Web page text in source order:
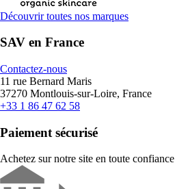
Découvrir toutes nos marques
SAV en France
Contactez-nous
11 rue Bernard Maris
37270 Montlouis-sur-Loire, France
+33 1 86 47 62 58
Paiement sécurisé
Achetez sur notre site en toute confiance